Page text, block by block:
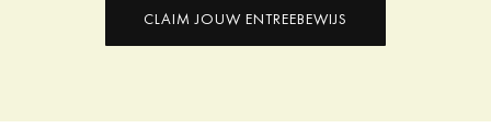
CLAIM JOUW ENTREEBEWIJS